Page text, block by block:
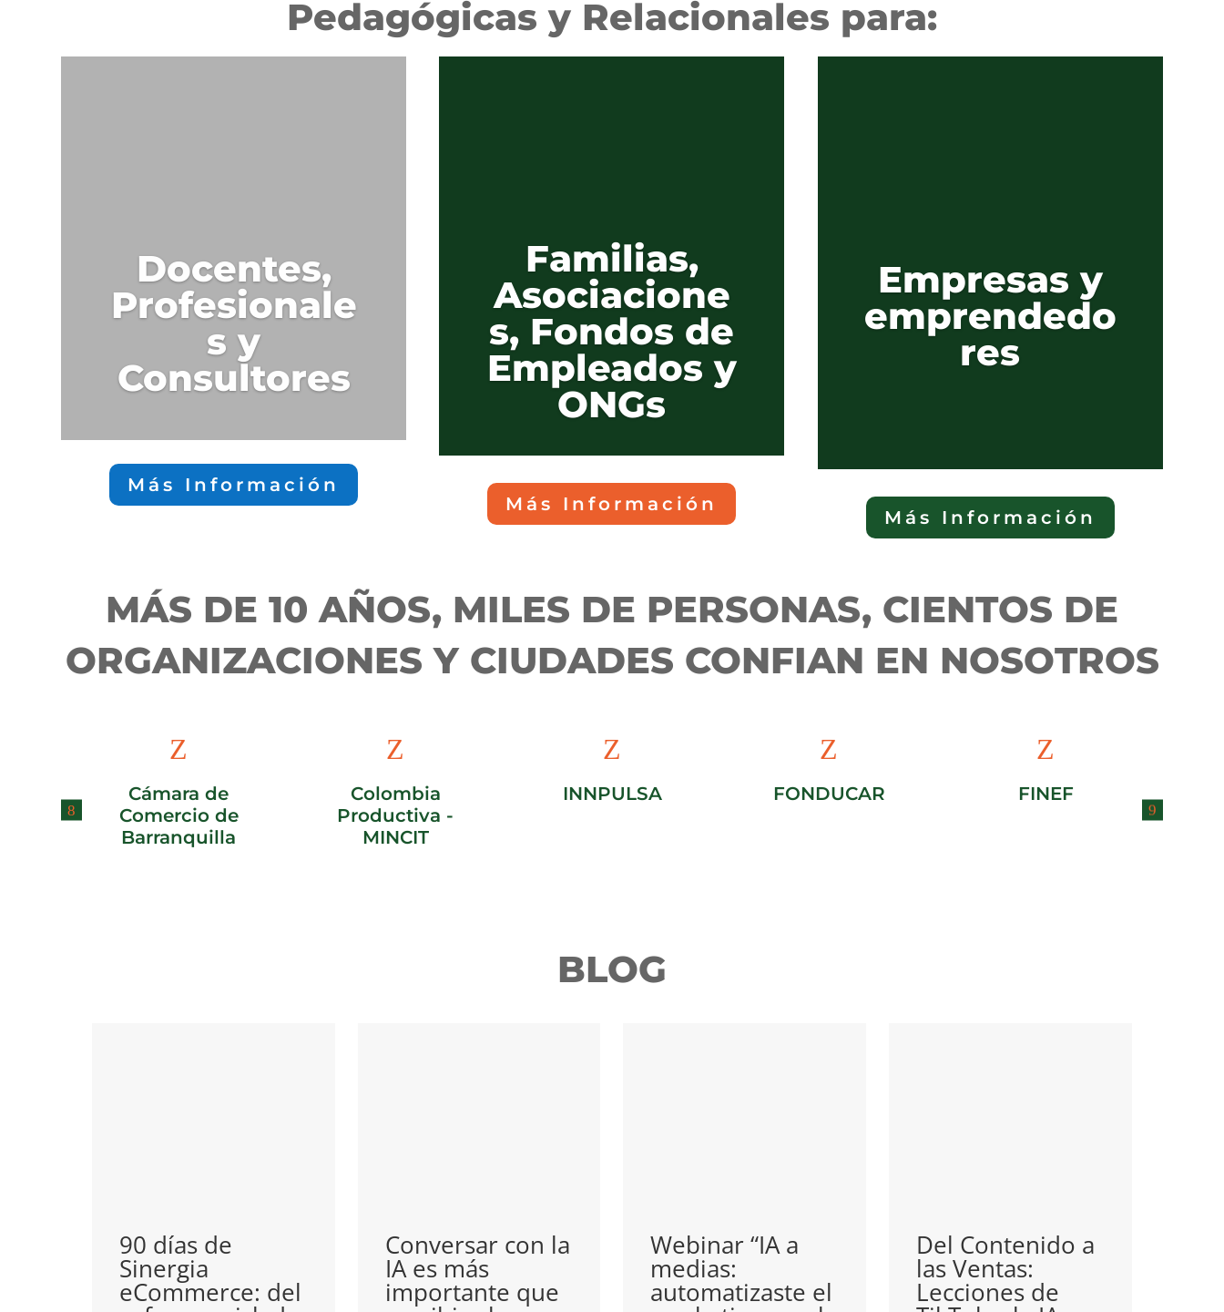
Pedagógicas y Relacionales para:
Docentes,
Profesionale
s y
Consultores
Más Información
Familias,
Asociacione
s, Fondos de
Empleados y
ONGs
Más Información
Empresas y
emprendedo
res
Más Información
MÁS DE 10 AÑOS, MILES DE PERSONAS, CIENTOS DE
ORGANIZACIONES Y CIUDADES CONFIAN EN NOSOTROS
Z
Cámara de
Comercio de
Barranquilla
Z
Colombia
Productiva -
MINCIT
Z
INNPULSA
Z
FONDUCAR
Z
FINEF
BLOG
90 días de
Sinergia
eCommerce: del
Conversar con la
IA es más
importante que
Webinar “IA a
medias:
automatizaste el
Del Contenido a
las Ventas:
Lecciones de